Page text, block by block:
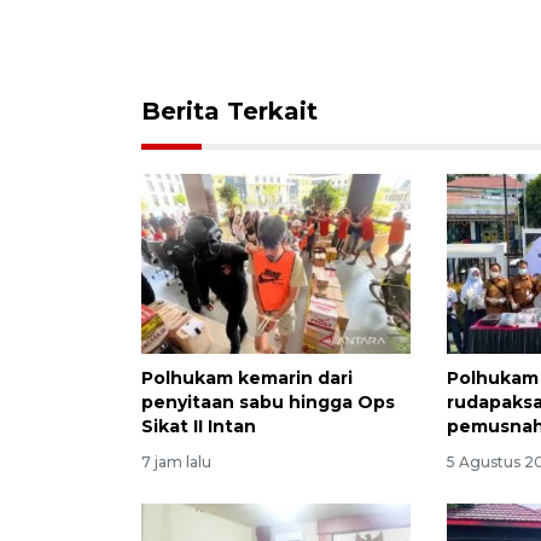
Berita Terkait
Polhukam kemarin dari
penyitaan sabu hingga Ops
Sikat II Intan
7 jam lalu 5 Agustus